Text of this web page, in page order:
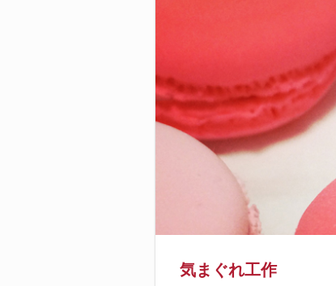
気まぐれ工作